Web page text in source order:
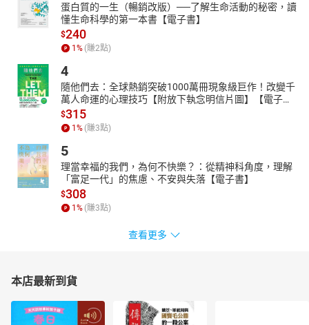
蛋白質的一生（暢銷改版）──了解生命活動的秘密，讀
懂生命科學的第一本書【電子書】
$240
1% (賺2點)
4
隨他們去：全球熱銷突破1000萬冊現象級巨作！改變千
萬人命運的心理技巧【附放下執念明信片圖】【電子
書】
$315
1% (賺3點)
5
理當幸福的我們，為何不快樂？：從精神科角度，理解
「富足一代」的焦慮、不安與失落【電子書】
$308
1% (賺3點)
查看更多
本店最新到貨